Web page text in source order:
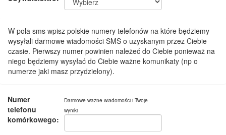
W pola sms wpisz polskie numery telefonów na które będziemy
wysyłali darmowe wiadomości SMS o uzyskanym przez Ciebie
czasie. Pierwszy numer powinien należeć do Ciebie ponieważ na
niego będziemy wysyłać do Ciebie ważne komunikaty (np o
numerze jaki masz przydzielony).
Numer
telefonu
komórkowego:
Darmowe ważne wiadomości i Twoje
wyniki